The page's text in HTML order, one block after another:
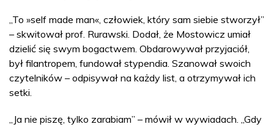
„To »self made man«, człowiek, który sam siebie stworzył”
– skwitował prof. Rurawski. Dodał, że Mostowicz umiał
dzielić się swym bogactwem. Obdarowywał przyjaciół,
był filantropem, fundował stypendia. Szanował swoich
czytelników – odpisywał na każdy list, a otrzymywał ich
setki.
„Ja nie piszę, tylko zarabiam” – mówił w wywiadach. „Gdy